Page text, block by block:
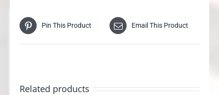
Pin This Product Email This Product
Related products